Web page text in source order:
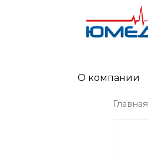
О компании
Главная